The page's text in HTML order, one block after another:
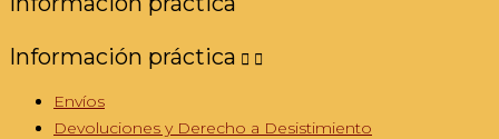
Información práctica  
Envíos
Devoluciones y Derecho a Desistimiento